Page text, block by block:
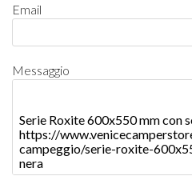
Email
Messaggio